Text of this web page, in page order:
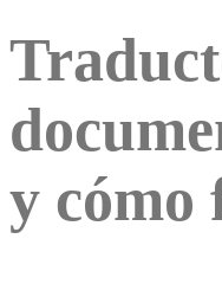
y cómo